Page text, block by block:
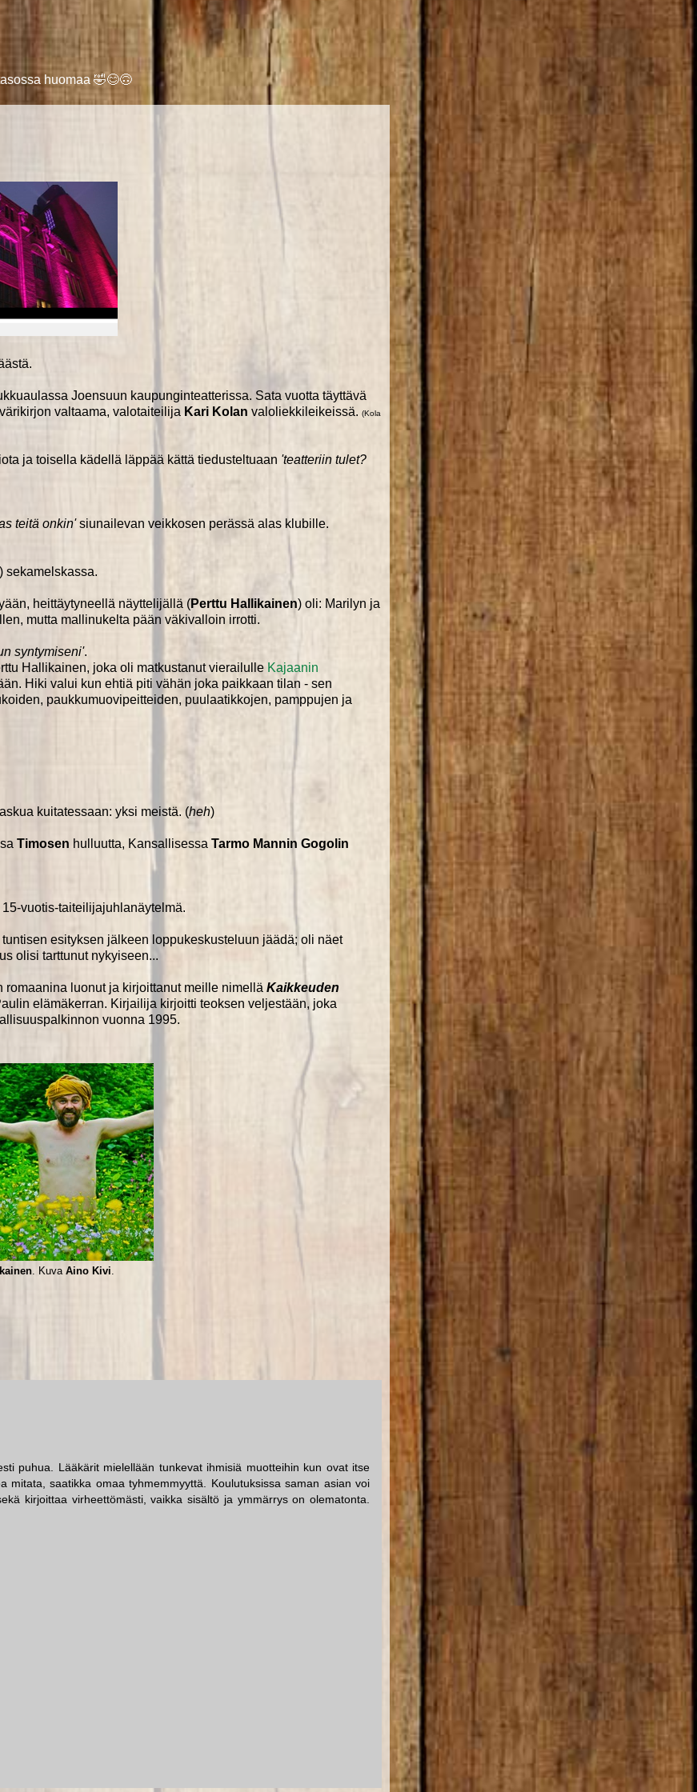
huomaa 🤣😊🙃
Joensuun kaupunginteatterissa. Sata vuotta täyttävä
valtaama, valotaiteilija Kari Kolan valoliekkileikeissä. (Kola
ja toisella kädellä läppää kättä tiedusteltuaan 'teatteriin tulet?
teitä onkin'siunailevan veikkosen perässä alas klubille.
) sekamelskassa.
heittäytyneellä näyttelijällä (Perttu Hallikainen) oli: Marilyn ja
mutta mallinukelta pään väkivalloin irrotti.
syntymiseni'.
Hallikainen, joka oli matkustanut vierailulle Kajaanin
Hiki valui kun ehtiä piti vähän joka paikkaan tilan - sen
paukkumuovipeitteiden, puulaatikkojen, pamppujen ja
kuitatessaan: yksi meistä. (heh)
Timosen hulluutta, Kansallisessa Tarmo Mannin Gogolin
vuotis-taiteilijajuhlanäytelmä.
esityksen jälkeen loppukeskusteluun jäädä; oli näet
olisi tarttunut nykyiseen...
luonut ja kirjoittanut meille nimellä Kaikkeuden
elämäkerran. Kirjailija kirjoitti teoksen veljestään, joka
vuonna 1995.
. Kuva Aino Kivi.
puhua. Lääkärit mielellään tunkevat ihmisiä muotteihin kun ovat itse
saatikka omaa tyhmemmyyttä. Koulutuksissa saman asian voi
kirjoittaa virheettömästi, vaikka sisältö ja ymmärrys on olematonta.